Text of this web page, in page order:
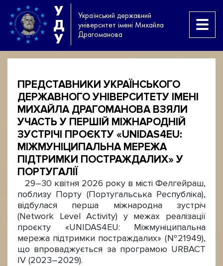
У
Д
У
Український державний
університет імені Михайла
Драгоманова
ПРЕДСТАВНИКИ УКРАЇНСЬКОГО
ДЕРЖАВНОГО УНІВЕРСИТЕТУ ІМЕНІ
МИХАЙЛА ДРАГОМАНОВА ВЗЯЛИ
УЧАСТЬ У ПЕРШІЙ МІЖНАРОДНІЙ
ЗУСТРІЧІ ПРОЄКТУ «UNIDAS4EU:
МІЖМУНІЦИПАЛЬНА МЕРЕЖА
ПІДТРИМКИ ПОСТРАЖДАЛИХ» У
ПОРТУГАЛІЇ
29–30 квітня 2026 року в місті Фелгейраш,
поблизу Порту (Португальська Республіка),
відбулася перша міжнародна зустріч
(Network Level Activity) у межах реалізації
проєкту «UNIDAS4EU: Міжмуніципальна
мережа підтримки постраждалих» (№21949),
що впроваджується за програмою URBACT
IV (2023–2029).